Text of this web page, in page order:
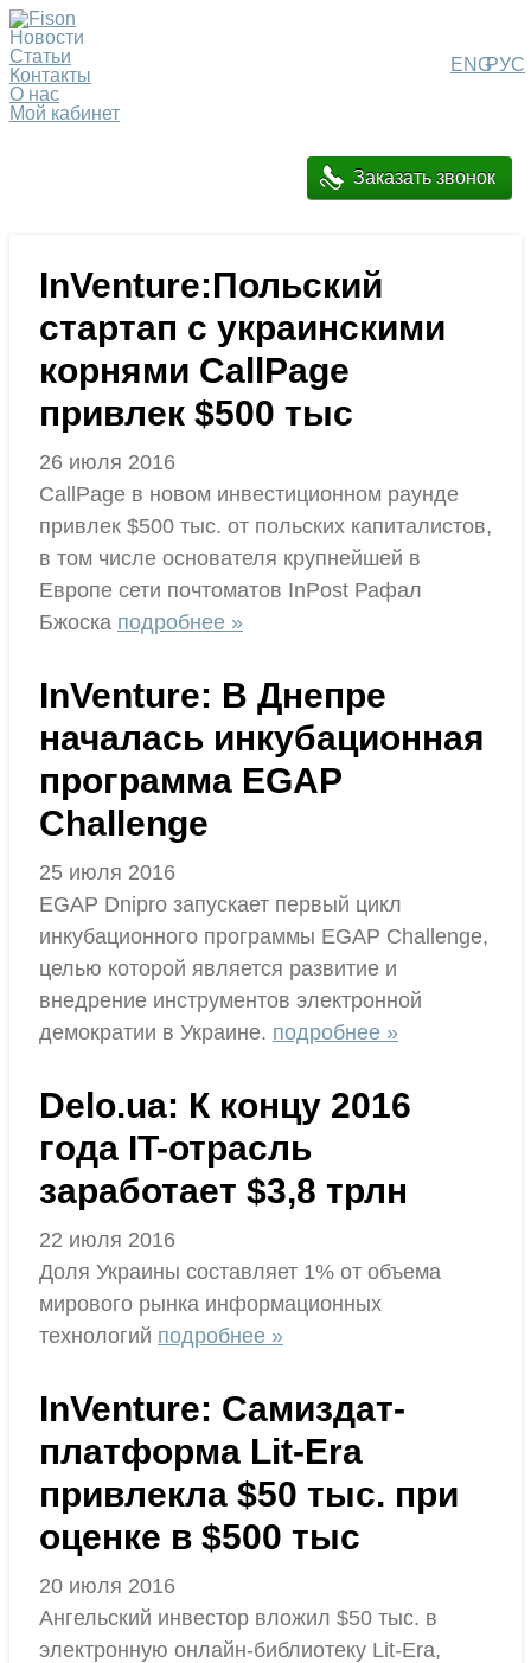
РУС
ENG
Новости
Статьи
Контакты
О нас
Мой кабинет
Заказать звонок
InVenture:Польский
стартап с украинскими
корнями CallPage
привлек $500 тыс
26 июля 2016
CallPage в новом инвестиционном раунде
привлек $500 тыс. от польских капиталистов,
в том числе основателя крупнейшей в
Европе сети почтоматов InPost Рафал
Бжоска подробнее »
InVenture: В Днепре
началась инкубационная
программа EGAP
Challenge
25 июля 2016
EGAP Dnipro запускает первый цикл
инкубационного программы EGAP Challenge,
целью которой является развитие и
внедрение инструментов электронной
демократии в Украине. подробнее »
Delo.ua: К концу 2016
года IT-отрасль
заработает $3,8 трлн
22 июля 2016
Доля Украины составляет 1% от объема
мирового рынка информационных
технологий подробнее »
InVenture: Cамиздат-
платформа Lit-Era
привлекла $50 тыс. при
оценке в $500 тыс
20 июля 2016
Ангельский инвестор вложил $50 тыс. в
электронную онлайн-библиотеку Lit-Era,